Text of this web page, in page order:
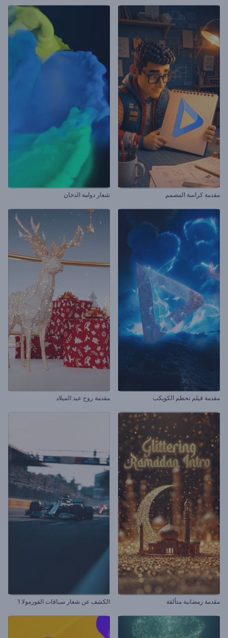
مقدمة كراسة المصمم شعار دوامة الدخان
مقدمة فيلم تحطم الكويكب مقدمة روح عيد الميلاد
مقدمة رمضانية متألقة الكشف عن شعار سباقات الفورمولا 1